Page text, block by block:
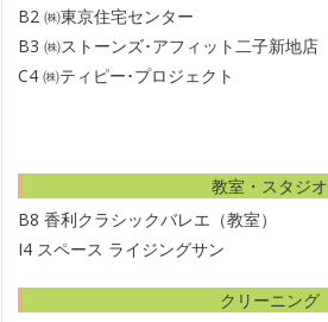
B2 ㈱東京住宅センター
B3 ㈱ストーンズ･アフィット二子新地店
C4 ㈱ティピー･プロジェクト
教室・スタジオ
B8 香利クラシックバレエ（教室）
I4 スペース ライジングサン
クリーニング